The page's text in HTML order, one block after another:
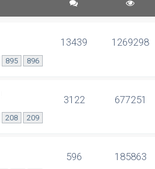
895 896
13439 1269298
208 209
3122 677251
596 185863